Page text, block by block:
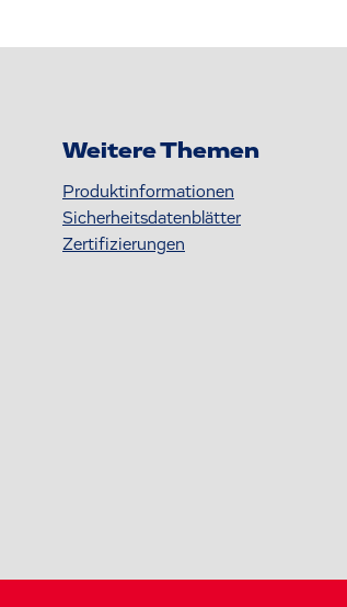
Weitere Themen
Produktinformationen
S icherheitsdatenblätter
Zertifizierungen